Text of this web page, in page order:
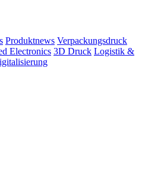
Produktnews Verpackungsdruck
Electronics 3D Druck Logistik &